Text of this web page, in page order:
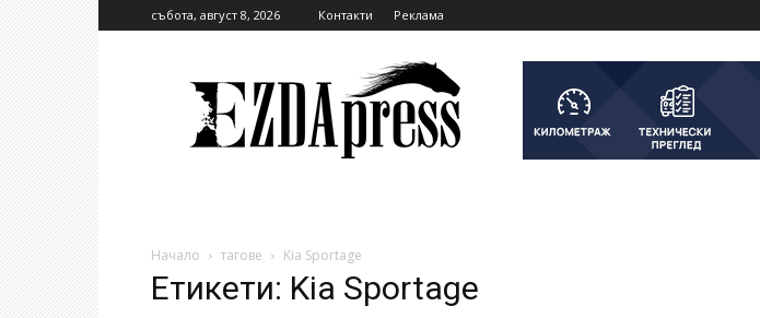
събота, август 8, 2026 Контакти Реклама
Начало тагове Kia Sportage
Етикети: Kia Sportage